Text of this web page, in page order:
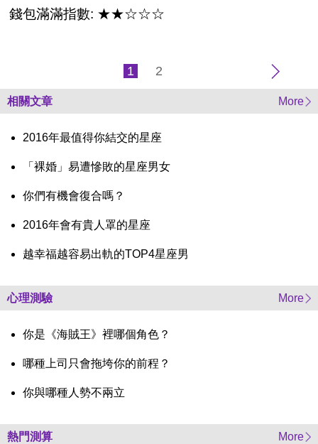
錢包滿滿指數: ★★☆☆☆
1 2
相關文章 More
2016年最值得你結交的星座
「裸婚」易遭慘敗的星座男女
你們有機會復合嗎？
2016年會有貴人罩的星座
越幸福越容易出軌的TOP4星座男
心理測驗 More
你是《海賊王》裡哪個角色？
哪種上司只會拖垮你的前程？
你與哪種人勢不兩立
熱門測算 More